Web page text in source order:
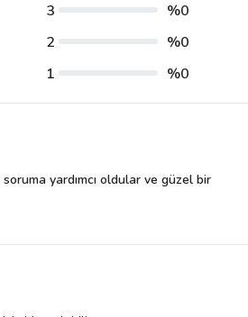
3
%0
2
%0
1
%0
soruma yardımcı oldular ve güzel bir